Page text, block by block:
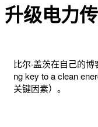
升级电力
比尔·盖茨在自己的
ng key to a clean
关键因素）。